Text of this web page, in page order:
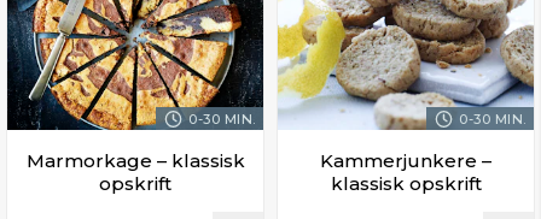
0-30 MIN.
Marmorkage – klassisk
opskrift
0-30 MIN.
Kammerjunkere –
klassisk opskrift